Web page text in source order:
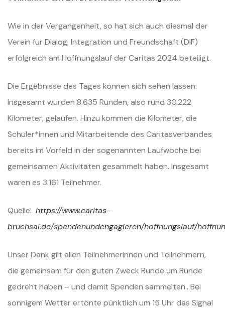
Wie in der Vergangenheit, so hat sich auch diesmal der
Verein für Dialog, Integration und Freundschaft (DIF)
erfolgreich am Hoffnungslauf der Caritas 2024 beteiligt.
Die Ergebnisse des Tages können sich sehen lassen:
Insgesamt wurden 8.635 Runden, also rund 30.222
Kilometer, gelaufen. Hinzu kommen die Kilometer, die
Schüler*innen und Mitarbeitende des Caritasverbandes
bereits im Vorfeld in der sogenannten Laufwoche bei
gemeinsamen Aktivitäten gesammelt haben. Insgesamt
waren es 3.161 Teilnehmer.
Quelle: https://www.caritas-
bruchsal.de/spendenundengagieren/hoffnungslauf/
Unser Dank gilt allen Teilnehmerinnen und Teilnehmern,
die gemeinsam für den guten Zweck Runde um Runde
gedreht haben – und damit Spenden sammelten.. Bei
sonnigem Wetter ertönte pünktlich um 15 Uhr das Signal